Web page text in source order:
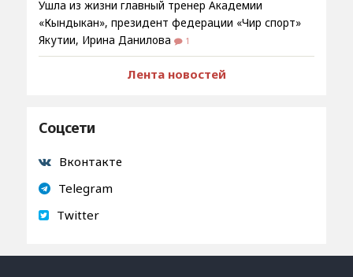
Ушла из жизни главный тренер Академии
«Кындыкан», президент федерации «Чир спорт»
Якутии, Ирина Данилова
1
Лента новостей
Соцсети
Вконтакте
Telegram
Twitter